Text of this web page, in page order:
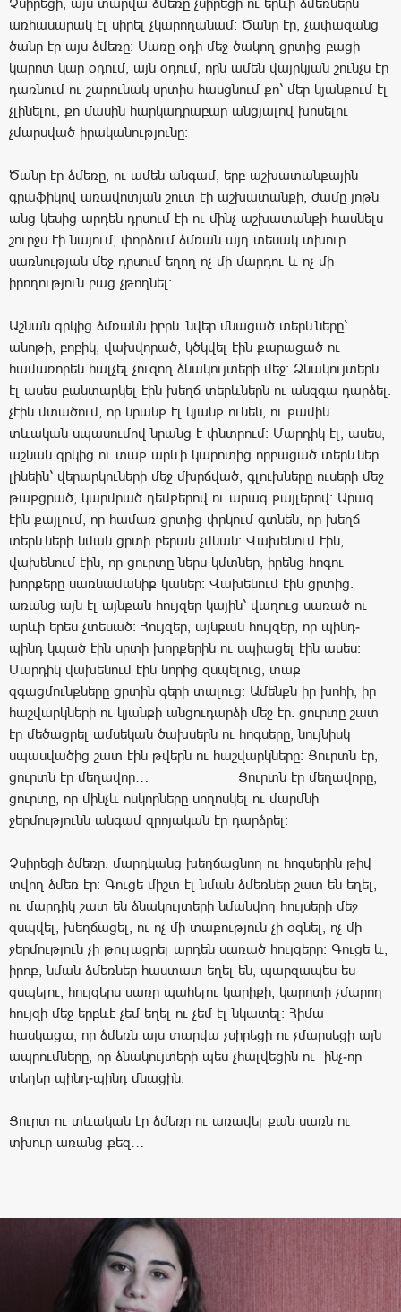
Չսիրեցի, այս տարվա ձմեռը չսիրեցի ու երևի ձմեռներն
առհասարակ էլ սիրել չկարողանամ: Ծանր էր, չափազանց
ծանր էր այս ձմեռը: Սառը օդի մեջ ծակող ցրտից բացի
կարոտ կար օդում, այն օդում, որն ամեն վայրկյան շունչս էր
դառնում ու շարունակ սրտիս հասցնում քո՝ մեր կյանքում էլ
չլինելու, քո մասին հարկադրաբար անցյալով խոսելու
չմարսված իրականությունը:
Ծանր էր ձմեռը, ու ամեն անգամ, երբ աշխատանքային
գրաֆիկով առավոտյան շուտ էի աշխատանքի, ժամը յոթն
անց կեսից արդեն դրսում էի ու մինչ աշխատանքի հասնելս
շուրջս էի նայում, փորձում ձմռան այդ տեսակ տխուր
սառնության մեջ դրսում եղող ոչ մի մարդու և ոչ մի
իրողություն բաց չթողնել:
Աշնան գրկից ձմռանն իբրև նվեր մնացած տերևները՝
անոթի, բոբիկ, վախվորած, կծկվել էին քարացած ու
համառորեն հալչել չուզող ձնակույտերի մեջ: Ձնակույտերն
էլ ասես բանտարկել էին խեղճ տերևներն ու անզգա դարձել.
չէին մտածում, որ նրանք էլ կյանք ունեն, ու քամին
տևական սպասումով նրանց է փնտրում: Մարդիկ էլ, ասես,
աշնան գրկից ու տաք արևի կարոտից որբացած տերևներ
լինեին՝ վերարկուների մեջ մխրճված, գլուխները ուսերի մեջ
թաքցրած, կարմրած դեմքերով ու արագ քայլերով: Արագ
էին քայլում, որ համառ ցրտից փրկում գտնեն, որ խեղճ
տերևների նման ցրտի բերան չմնան: Վախենում էին,
վախենում էին, որ ցուրտը ներս կմտներ, իրենց հոգու
խորքերը սառնամանիք կաներ: Վախենում էին ցրտից.
առանց այն էլ այնքան հույզեր կային՝ վաղուց սառած ու
արևի երես չտեսած: Հույզեր, այնքան հույզեր, որ պինդ-
պինդ կպած էին սրտի խորքերին ու սպիացել էին ասես:
Մարդիկ վախենում էին նորից զսպելուց, տաք
զգացմունքները ցրտին գերի տալուց: Ամենքն իր խոհի, իր
հաշվարկների ու կյանքի անցուդարձի մեջ էր. ցուրտը շատ
էր մեծացրել ամսեկան ծախսերն ու հոգսերը, նույնիսկ
սպասվածից շատ էին թվերն ու հաշվարկները: Ցուրտն էր,
ցուրտն էր մեղավոր… Ցուրտն էր մեղավորը,
ցուրտը, որ մինչև ոսկորները սողոսկել ու մարմնի
ջերմությունն անգամ զրոյական էր դարձրել:
Չսիրեցի ձմեռը. մարդկանց խեղճացնող ու հոգսերին թիվ
տվող ձմեռ էր: Գուցե միշտ էլ նման ձմեռներ շատ են եղել,
ու մարդիկ շատ են ձնակույտերի նմանվող հույսերի մեջ
զսպվել, խեղճացել, ու ոչ մի տաքություն չի օգնել, ոչ մի
ջերմություն չի թուլացրել արդեն սառած հույզերը: Գուցե և,
իրոք, նման ձմեռներ հաստատ եղել են, պարզապես ես
զսպելու, հույզերս սառը պահելու կարիքի, կարոտի չմարող
հույզի մեջ երբևէ չեմ եղել ու չեմ էլ նկատել: Հիմա
հասկացա, որ ձմեռն այս տարվա չսիրեցի ու չմարսեցի այն
ապրումները, որ ձնակույտերի պես չհալվեցին ու ինչ-որ
տեղեր պինդ-պինդ մնացին:
Ցուրտ ու տևական էր ձմեռը ու առավել քան սառն ու
տխուր առանց քեզ…